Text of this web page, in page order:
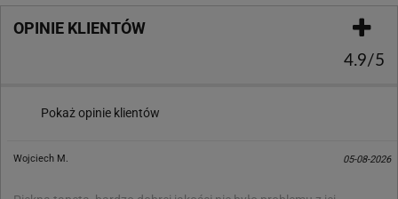
OPINIE KLIENTÓW
4.9/5
Pokaż opinie klientów
Wojciech M. 05-08-2026